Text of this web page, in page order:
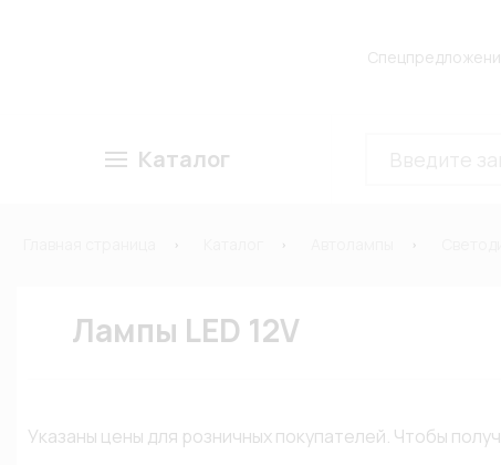
Каталог
Лампы LED 12V
Указаны цены для розничных покупателей. Чтобы